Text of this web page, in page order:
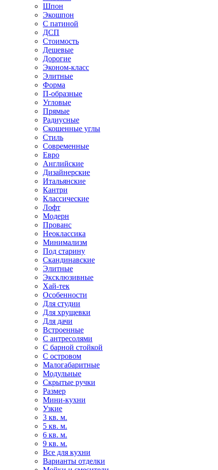
Шпон
Экошпон
С патиной
ДСП
Стоимость
Дешевые
Дорогие
Эконом-класс
Элитные
Форма
П-образные
Угловые
Прямые
Радиусные
Скошенные углы
Стиль
Современные
Евро
Английские
Дизайнерские
Итальянские
Кантри
Классические
Лофт
Модерн
Прованс
Неоклассика
Минимализм
Под старину
Скандинавские
Элитные
Эксклюзивные
Хай-тек
Особенности
Для студии
Для хрущевки
Для дачи
Встроенные
С антресолями
С барной стойкой
С островом
Малогабаритные
Модульные
Скрытые ручки
Размер
Мини-кухни
Узкие
3 кв. м.
5 кв. м.
6 кв. м.
9 кв. м.
Все для кухни
Варианты отделки